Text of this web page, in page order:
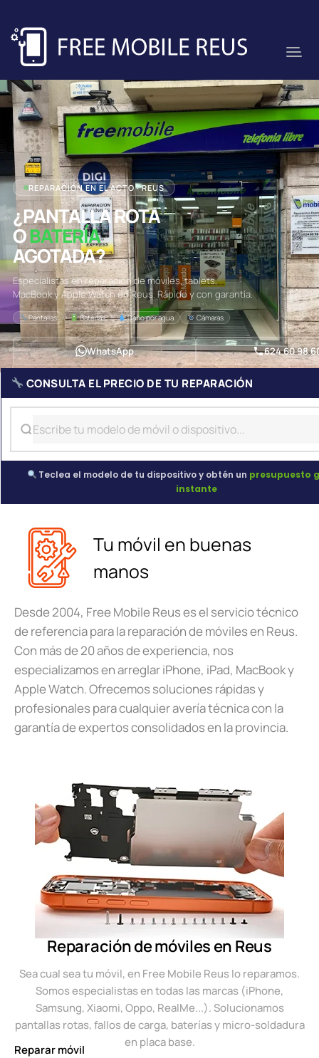
REPARACIÓN EN EL ACTO · REUS
¿PANTALLA ROTA
OBATERÍA
AGOTADA?
Especialistas en reparación de móviles, tablets,
MacBook y Apple Watch en Reus. Rápido y con garantía.
Pantallas Baterías Daño por agua Cámaras
WhatsApp 624 60 98
CONSULTA EL PRECIO DE TU REPARACIÓN
Teclea el modelo de tu dispositivo y obtén un presupuesto
instante
Tu móvil en buenas
manos
Desde 2004, Free Mobile Reus es el servicio técnico
de referencia para la reparación de móviles en Reus.
Con más de 20 años de experiencia, nos
especializamos en arreglar iPhone, iPad, MacBook y
Apple Watch. Ofrecemos soluciones rápidas y
profesionales para cualquier avería técnica con la
garantía de expertos consolidados en la provincia.
Reparación de móviles en Reus
Sea cual sea tu móvil, en Free Mobile Reus lo reparamos.
Somos especialistas en todas las marcas (iPhone,
Samsung, Xiaomi, Oppo, RealMe...). Solucionamos
pantallas rotas, fallos de carga, baterías y micro-soldadura
en placa base.
Reparar móvil